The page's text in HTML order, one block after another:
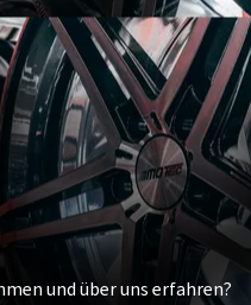
und über uns erfahren?